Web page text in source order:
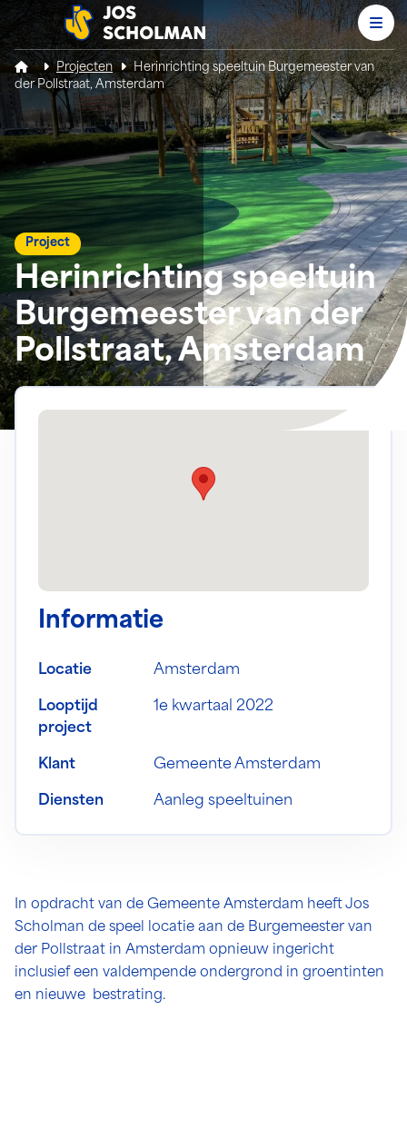
Jos Scholman
Projecten
Herinrichting speeltuin Burgemeester van
der Pollstraat, Amsterdam
Herinrichting speeltuin
Burgemeester van der
Pollstraat, Amsterdam
Project
Informatie
Locatie Amsterdam
Looptijd
project
1e kwartaal 2022
Klant Gemeente Amsterdam
Diensten Aanleg speeltuinen
In opdracht van de Gemeente Amsterdam heeft Jos
Scholman de speel locatie aan de Burgemeester van
der Pollstraat in Amsterdam opnieuw ingericht
inclusief een valdempende ondergrond in groentinten
en nieuwe bestrating.